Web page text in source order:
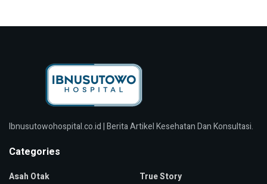
Ibnusutowohospital.co.id | Berita Artikel Kesehatan Dan Konsultasi.
Categories
Asah Otak
True Story